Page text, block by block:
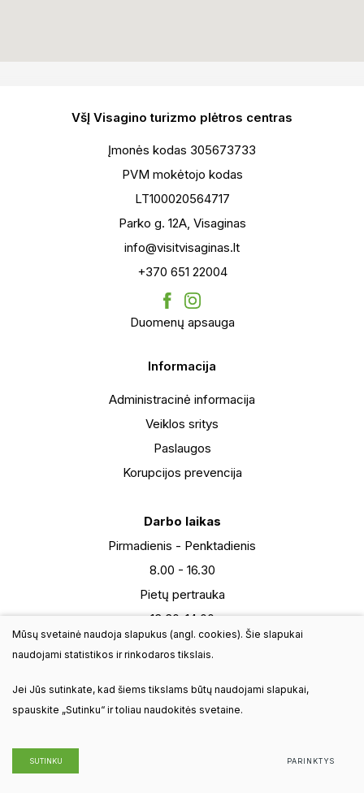
VšĮ Visagino turizmo plėtros centras
Įmonės kodas 305673733
PVM mokėtojo kodas
LT100020564717
Parko g. 12A, Visaginas
info@visitvisaginas.lt
+370 651 22004
Duomenų apsauga
Informacija
Administracinė informacija
Veiklos sritys
Paslaugos
Korupcijos prevencija
Darbo laikas
Pirmadienis - Penktadienis
8.00 - 16.30
Pietų pertrauka
13:30-14:00
Šeštadienis
Sekmadienis - nedarbo diena
© 2025 Visos teisės saugomos. VšĮ Visagino turizmo plėtros
Mūsų svetainė naudoja slapukus (angl. cookies). Šie slapukai
naudojami statistikos ir rinkodaros tikslais.
Jei Jūs sutinkate, kad šiems tikslams būtų naudojami slapukai,
spauskite „Sutinku“ ir toliau naudokitės svetaine.
SUTINKU PARINKTYS